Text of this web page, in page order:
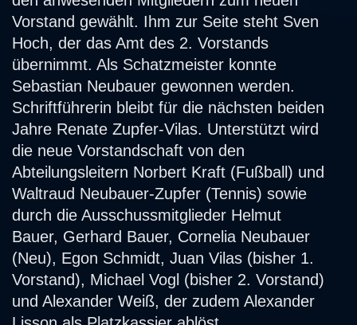
Vorstand gewählt. Ihm zur Seite steht Sven
Hoch, der das Amt des 2. Vorstands
übernimmt. Als Schatzmeister konnte
Sebastian Neubauer gewonnen werden.
Schriftführerin bleibt für die nächsten beiden
Jahre Renate Zupfer-Vilas. Unterstützt wird
die neue Vorstandschaft von den
Abteilungsleitern Norbert Kraft (Fußball) und
Waltraud Neubauer-Zupfer (Tennis) sowie
durch die Ausschussmitglieder Helmut
Bauer, Gerhard Bauer, Cornelia Neubauer
(Neu), Egon Schmidt, Juan Vilas (bisher 1.
Vorstand), Michael Vogl (bisher 2. Vorstand)
und Alexander Weiß, der zudem Alexander